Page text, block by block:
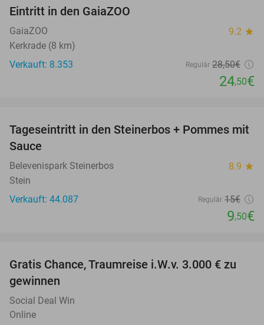
Eintritt in den GaiaZOO
GaiaZOO 9.2 star
Kerkrade (8 km)
Verkauft: 8.353
Regulär 28,50€
24,50€
37%
Tageseintritt in den Steinerbos + Pommes mit
Sauce
Belevenispark Steinerbos 8.9 star
Stein
Verkauft: 44.087
Regulär 15€
9,50€
Gratis Chance, Traumreise i.W.v. 3.000 € zu
gewinnen
Social Deal Win
Online